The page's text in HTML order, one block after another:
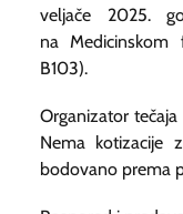
veljače 2025.
na Medicinskom
B103).
Organizator
Nema kotizacije
bodovano prema